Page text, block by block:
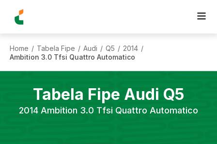
Home / Tabela Fipe / Audi / Q5 / 2014 /
Ambition 3.0 Tfsi Quattro Automatico
Tabela Fipe Audi Q5
2014 Ambition 3.0 Tfsi Quattro Automatico